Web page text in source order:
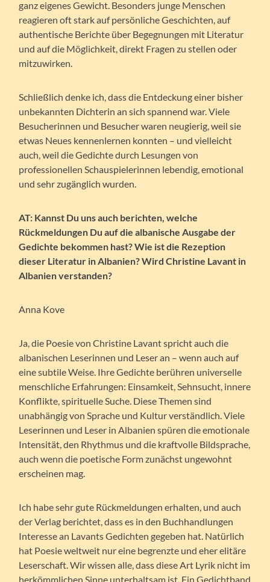
ganz eigenes Gewicht. Besonders junge Menschen
reagieren oft stark auf persönliche Geschichten, auf
authentische Berichte über Begegnungen mit Literatur
und auf die Möglichkeit, direkt Fragen zu stellen oder
mitzuwirken.
Schließlich denke ich, dass die Entdeckung einer bisher
unbekannten Dichterin an sich spannend war. Viele
Besucherinnen und Besucher waren neugierig, weil sie
etwas Neues kennenlernen konnten – und vielleicht
auch, weil die Gedichte durch Lesungen von
professionellen Schauspielerinnen lebendig, emotional
und sehr zugänglich wurden.
AT: Kannst Du uns auch berichten, welche
Rückmeldungen Du auf die albanische Ausgabe der
Gedichte bekommen hast? Wie ist die Rezeption
dieser Literatur in Albanien? Wird Christine Lavant in
Albanien verstanden?
Anna Kove
Ja, die Poesie von Christine Lavant spricht auch die
albanischen Leserinnen und Leser an – wenn auch auf
eine subtile Weise. Ihre Gedichte berühren universelle
menschliche Erfahrungen: Einsamkeit, Sehnsucht, innere
Konflikte, spirituelle Suche. Diese Themen sind
unabhängig von Sprache und Kultur verständlich. Viele
Leserinnen und Leser in Albanien spüren die emotionale
Intensität, den Rhythmus und die kraftvolle Bildsprache,
auch wenn die poetische Form zunächst ungewohnt
erscheinen mag.
Ich habe sehr gute Rückmeldungen erhalten, und auch
der Verlag berichtet, dass es in den Buchhandlungen
Interesse an Lavants Gedichten gegeben hat. Natürlich
hat Poesie weltweit nur eine begrenzte und eher elitäre
Leserschaft. Wir wissen alle, dass diese Art Lyrik nicht im
herkömmlichen Sinne unterhaltsam ist. Ein Gedichtband